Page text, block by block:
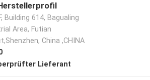
Building 614, Bagualing
Area, Futian
China ,CHINA
Lieferant